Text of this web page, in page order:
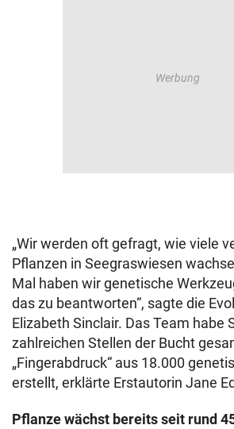
„Wir werden oft gefragt, wie viele
Pflanzen in Seegraswiesen
Mal haben wir genetische
das zu beantworten“, sagte die
Elizabeth Sinclair. Das Team habe
zahlreichen Stellen der Bucht
„Fingerabdruck“ aus 18.000
erstellt, erklärte Erstautorin Jane
Pflanze wächst bereits seit rund